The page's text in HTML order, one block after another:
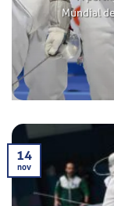
Mundial
14
nov